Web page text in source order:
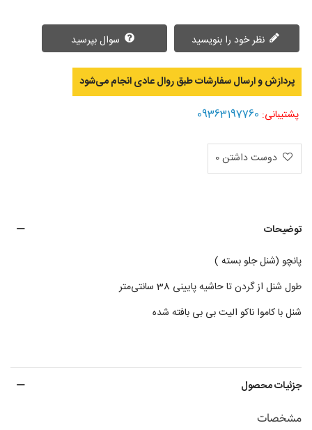
نظر خود را بنویسید
پردازش و ارسال سفارشات طبق روال عادی انجام می‌‌شود
پشتیبانی: 09363197760
دوست داشتن0
توضیحات
پانچو (شنل جلو بسته )
طول شنل از گردن تا حاشیه پایینی 38 سانتی‌متر
شنل با کاموا ناکو الیت بی بی بافته شده
جزئیات محصول
مشخصات